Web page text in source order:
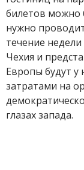
билетов можно
нужно
течение
Чехия и
Европы будут у
затратами на
глазах запада.